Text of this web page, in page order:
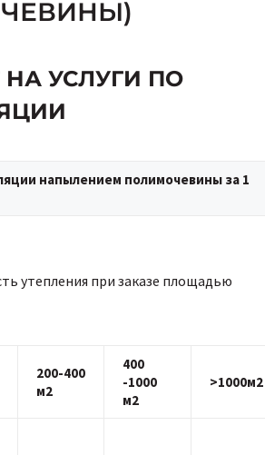
УСЛУГИ ПО
напылением полимочевины за 1
утепления при заказе площадью
200-400
м2
400
-1000
м2
>1000м2